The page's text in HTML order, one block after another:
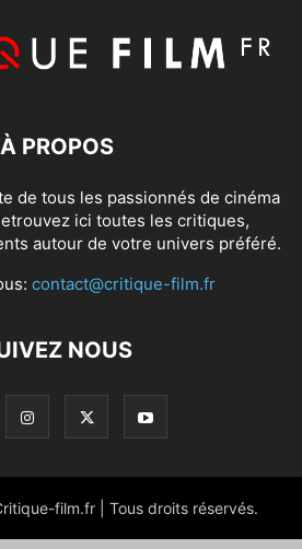
À PROPOS
de tous les passionnés de cinéma
ici toutes les critiques,
autour de votre univers préféré.
contact@critique-film.fr
NOUS
film.fr | Tous droits réservés.